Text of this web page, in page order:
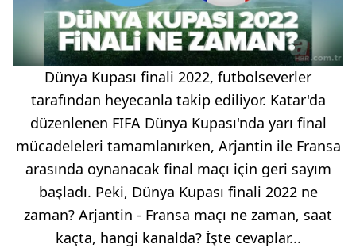
Dünya Kupası finali 2022, futbolseverler
tarafından heyecanla takip ediliyor. Katar'da
düzenlenen FIFA Dünya Kupası'nda yarı final
mücadeleleri tamamlanırken, Arjantin ile Fransa
arasında oynanacak final maçı için geri sayım
başladı. Peki, Dünya Kupası finali 2022 ne
zaman? Arjantin - Fransa maçı ne zaman, saat
kaçta, hangi kanalda? İşte cevaplar...